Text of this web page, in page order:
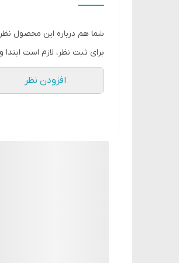
برای تمام سنین
شما هم درباره این محصول
برای ثبت نظر، لازم است
افزودن نظر